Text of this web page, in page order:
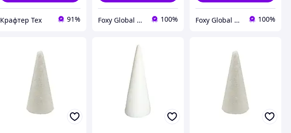
Крафтер Тех 91% Foxy Global Shop 100% Foxy Global Shop 100%